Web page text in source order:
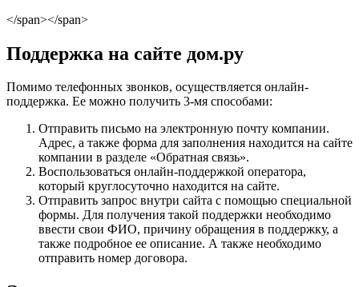
</span></span>
Поддержка на сайте дом.ру
Помимо телефонных звонков, осуществляется онлайн-
поддержка. Ее можно получить 3-мя способами:
Отправить письмо на электронную почту компании.
Адрес, а также форма для заполнения находится на сайте
компании в разделе «Обратная связь».
Воспользоваться онлайн-поддержкой оператора,
который круглосуточно находится на сайте.
Отправить запрос внутри сайта с помощью специальной
формы. Для получения такой поддержки необходимо
ввести свои ФИО, причину обращения в поддержку, а
также подробное ее описание. А также необходимо
отправить номер договора.